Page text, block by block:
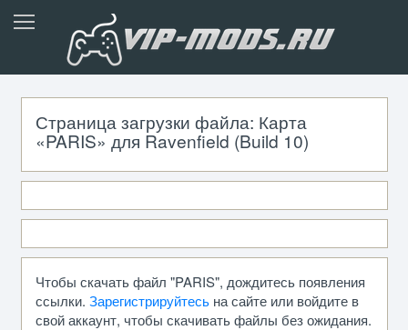
Страница загрузки файла: Карта
«PARIS» для Ravenfield (Build 10)
Чтобы скачать файл "PARIS", дождитесь появления
ссылки. Зарегистрируйтесьна сайте или войдите в
свой аккаунт, чтобы скачивать файлы без ожидания.